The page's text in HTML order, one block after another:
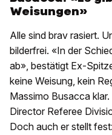
Weisungen»
Alle sind brav rasiert.
bilderfrei. «In der
ab», bestätigt Ex-
keine Weisung, kein
Massimo Busacca
Director Referee
Doch auch er stellt